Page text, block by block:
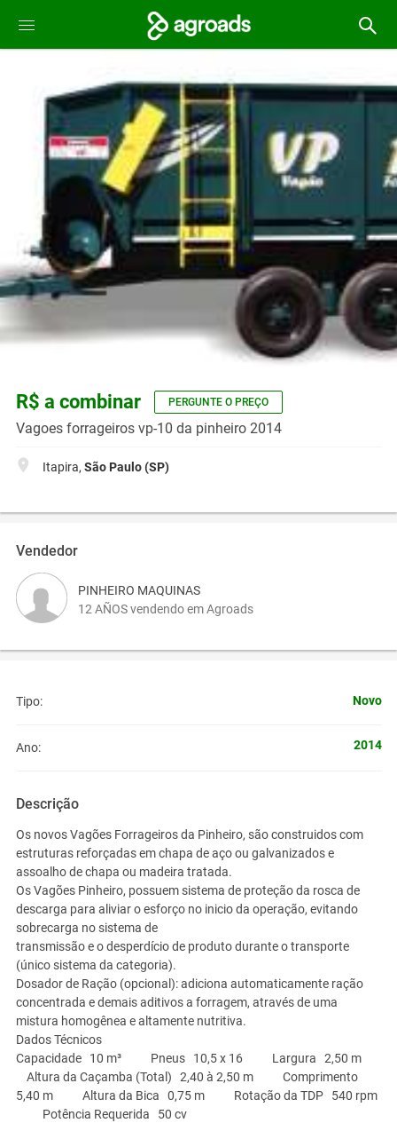
R$ a combinar PERGUNTE O PREÇO
Vagoes forrageiros vp-10 da pinheiro 2014
Itapira, São Paulo (SP)
Vendedor
PINHEIRO MAQUINAS
12 AÑOS vendendo em Agroads
Tipo: Novo
Ano: 2014
Descrição
Os novos Vagões Forrageiros da Pinheiro, são construidos com
estruturas reforçadas em chapa de aço ou galvanizados e
assoalho de chapa ou madeira tratada.
Os Vagões Pinheiro, possuem sistema de proteção da rosca de
descarga para aliviar o esforço no inicio da operação, evitando
sobrecarga no sistema de
transmissão e o desperdício de produto durante o transporte
(único sistema da categoria).
Dosador de Ração (opcional): adiciona automaticamente ração
concentrada e demais aditivos a forragem, através de uma
mistura homogênea e altamente nutritiva.
Dados Técnicos
Capacidade10 m³ Pneus 10,5 x 16 Largura
2,50 m
Altura da Caçamba (Total)
2,40 à 2,50 m
Comprimento
5,40 m
Altura da Bica 0,75 m Rotação da TDP
540 rpm
Potência Requerida
50 cv